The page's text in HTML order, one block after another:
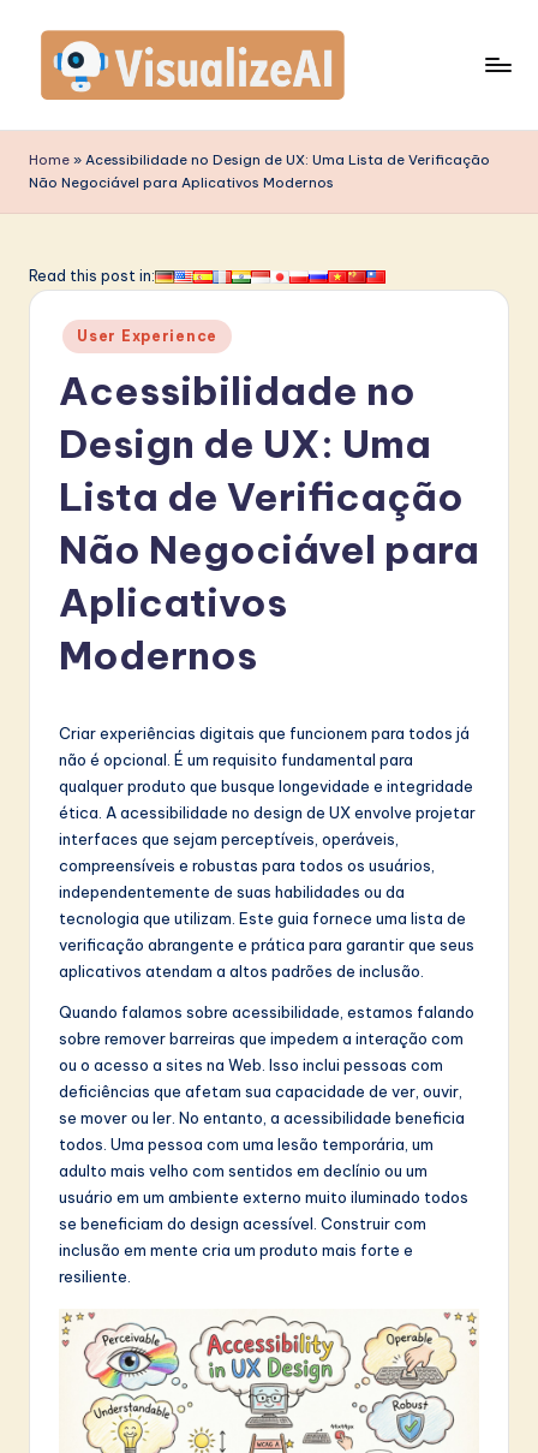
content
is
u
li
A
in
A
&
Home » Acessibilidade no Design de UX: Uma Lista de Verificação
Não Negociável para Aplicativos Modernos
Read this post in:
Posted
in
User Experience
Acessibilidade no
Design de UX: Uma
Lista de Verificação
Não Negociável para
Aplicativos
Modernos
Criar experiências digitais que funcionem para todos já
não é opcional. É um requisito fundamental para
qualquer produto que busque longevidade e integridade
ética. A acessibilidade no design de UX envolve projetar
interfaces que sejam perceptíveis, operáveis,
compreensíveis e robustas para todos os usuários,
independentemente de suas habilidades ou da
tecnologia que utilizam. Este guia fornece uma lista de
verificação abrangente e prática para garantir que seus
aplicativos atendam a altos padrões de inclusão.
Quando falamos sobre acessibilidade, estamos falando
sobre remover barreiras que impedem a interação com
ou o acesso a sites na Web. Isso inclui pessoas com
deficiências que afetam sua capacidade de ver, ouvir,
se mover ou ler. No entanto, a acessibilidade beneficia
todos. Uma pessoa com uma lesão temporária, um
adulto mais velho com sentidos em declínio ou um
usuário em um ambiente externo muito iluminado todos
se beneficiam do design acessível. Construir com
inclusão em mente cria um produto mais forte e
resiliente.